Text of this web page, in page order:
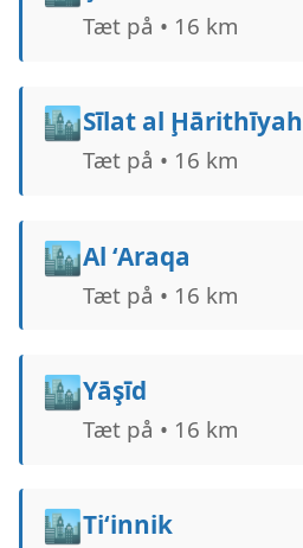
Tæt på • 16 km
🏙️Sīlat al Ḩārithīyah
Tæt på • 16 km
🏙️Al ‘Araqa
Tæt på • 16 km
🏙️Yāşīd
Tæt på • 16 km
🏙️Ti‘innik